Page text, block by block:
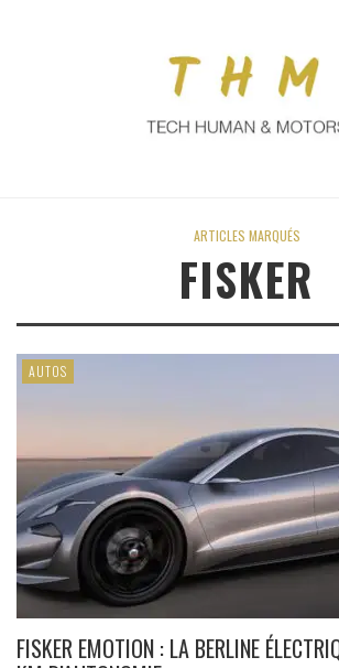
ARTICLES MARQUÉS
FISKER
AUTOS
FISKER EMOTION : LA BERLINE